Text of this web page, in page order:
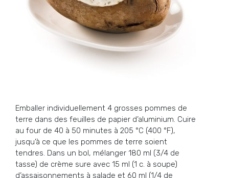
Emballer individuellement 4 grosses pommes de
terre dans des feuilles de papier d’aluminium. Cuire
au four de 40 à 50 minutes à 205 °C (400 °F),
jusqu’à ce que les pommes de terre soient
tendres. Dans un bol, mélanger 180 ml (3/4 de
tasse) de crème sure avec 15 ml (1 c. à soupe)
d’assaisonnements à salade et 60 ml (1/4 de